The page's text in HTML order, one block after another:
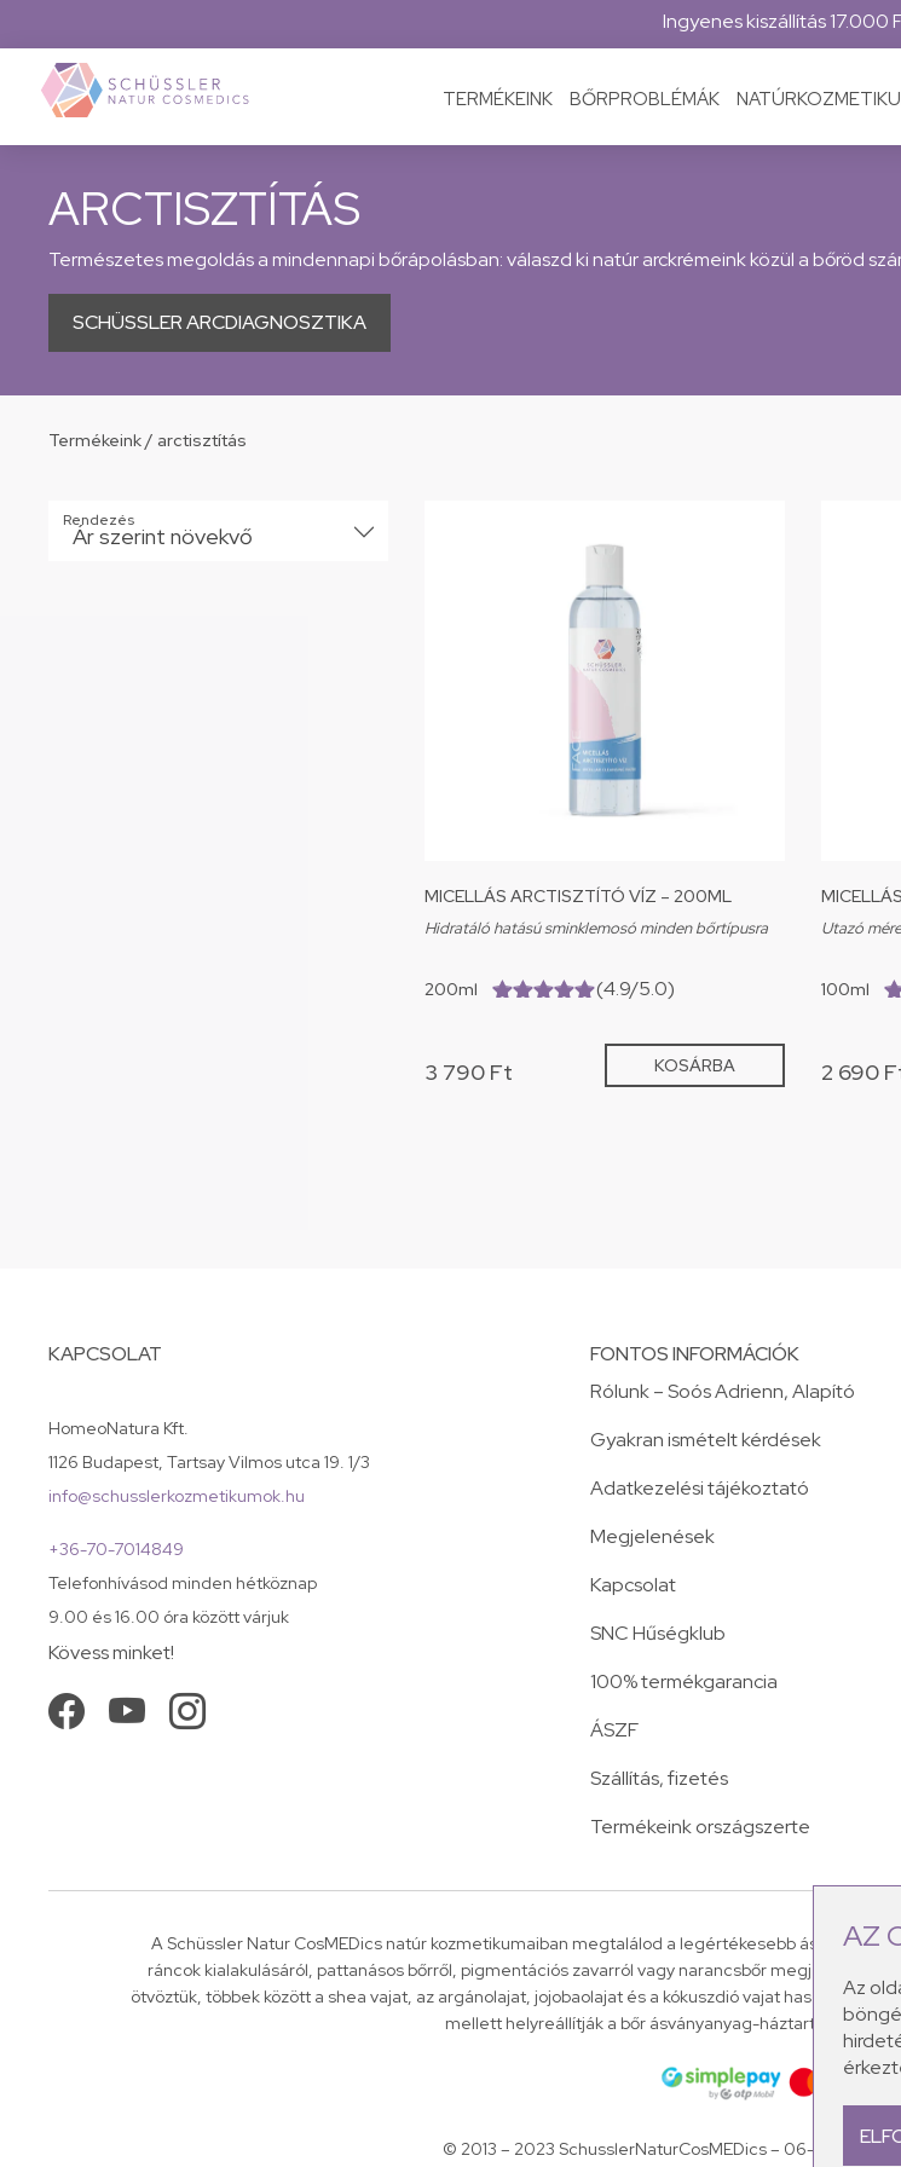
AZ
Az
Ingyenes kiszállítás 17.000
TERMÉKEINK BŐRPROBLÉMÁK
ARCTISZTÍTÁS
Természetes megoldás a mindennapi bőrápolásban: válaszd ki natúr arckrémeink közül a bőröd
SCHÜSSLER ARCDIAGNOSZTIKA
Termékeink/ arctisztítás
Rendezés
Ár szerint növekvő
MICELLÁS ARCTISZTÍTÓ VÍZ – 200ML
Hidratáló hatású sminklemosó minden bőrtípusra
KOSÁRBA
200ml
(4.9/5.0)
3 790 Ft
Utazó
100ml
2 690
FONTOS INFORMÁCIÓK
Rólunk – Soós Adrienn, Alapító
Gyakran ismételt kérdések
Adatkezelési tájékoztató
Megjelenések
Kapcsolat
SNC Hűségklub
100% termékgarancia
ÁSZF
Szállítás, fizetés
Termékeink országszerte
KAPCSOLAT
HomeoNatura Kft.
1126 Budapest, Tartsay Vilmos utca 19. 1/3
info@schusslerkozmetikumok.hu
+36-70-7014849
Telefonhívásod minden hétköznap
9.00 és 16.00 óra között várjuk
Kövess minket!
A Schüssler Natur CosMEDics natúr kozmetikumaiban megtalálod a legértékesebb ásványi
ráncok kialakulásáról, pattanásos bőrről, pigmentációs zavarról vagy narancsbőr megjelenéséről.
ötvöztük, többek között a shea vajat, az argánolajat, jojobaolajat és a kókuszdió vajat használunk
mellett helyreállítják a bőr ásványanyag-háztartását,
© 2013 – 2023 SchusslerNaturCosMEDics – 06-70-